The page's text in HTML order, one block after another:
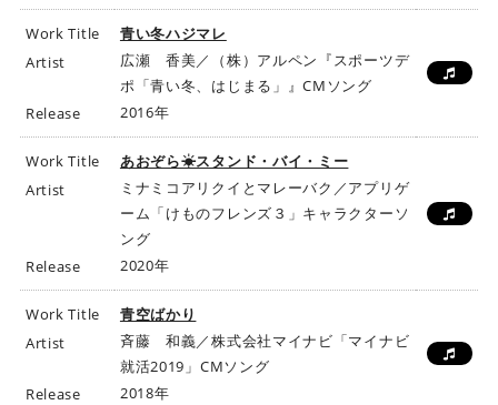
Work Title
青い冬ハジマレ
Artist
広瀬 香美／（株）アルペン『スポーツデ
ポ「青い冬、はじまる」』CMソング
Release
2016年
Work Title
あおぞら☀スタンド・バイ・ミー
Artist
ミナミコアリクイとマレーバク／アプリゲ
ーム「けものフレンズ３」キャラクターソ
ング
Release
2020年
Work Title
青空ばかり
Artist
斉藤 和義／株式会社マイナビ「マイナビ
就活2019」CMソング
Release
2018年